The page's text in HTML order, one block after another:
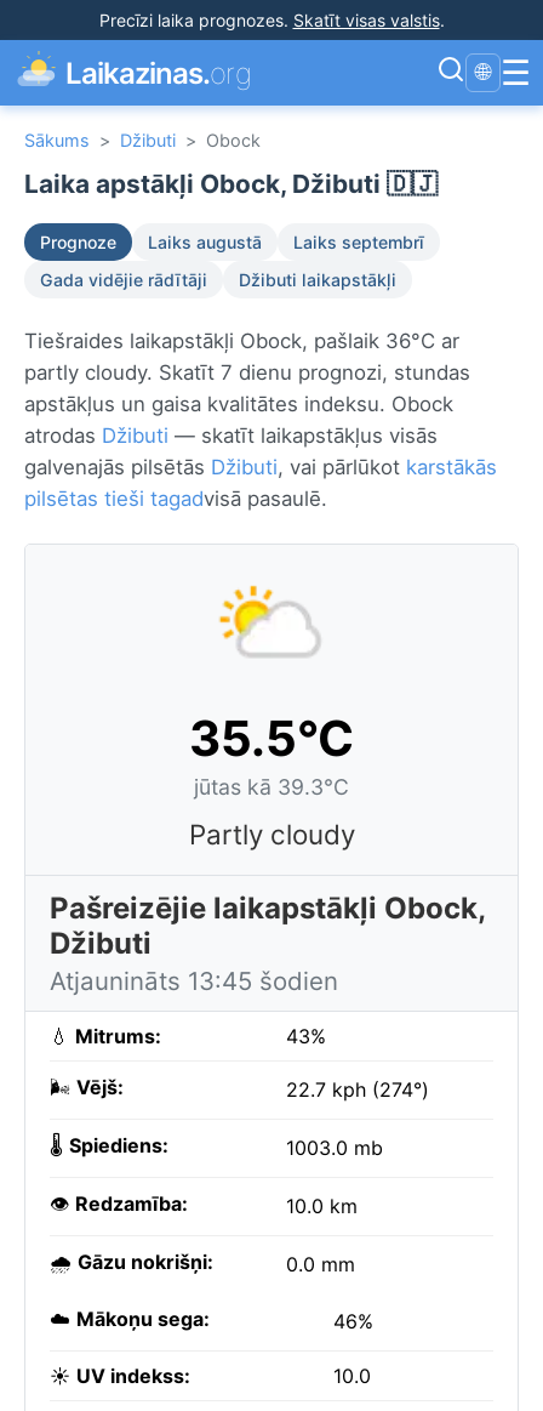
Precīzi laika prognozes. Skatīt visas valstis.
Laikazinas.org 🌐 ☰
Sākums > Džibuti > Obock
Laika apstākļi Obock, Džibuti 🇩🇯
Prognoze Laiks augustā
Laiks septembrī
Gada vidējie rādītāji
Džibuti laikapstākļi
Tiešraides laikapstākļi Obock, pašlaik 36°C ar
partly cloudy. Skatīt 7 dienu prognozi, stundas
apstākļus un gaisa kvalitātes indeksu. Obock
atrodas Džibuti — skatīt laikapstākļus visās
galvenajās pilsētās Džibuti, vai pārlūkot karstākās
pilsētas tieši tagadvisā pasaulē.
35.5°C
jūtas kā 39.3°C
Partly cloudy
Pašreizējie laikapstākļi Obock,
Džibuti
Atjaunināts 13:45 šodien
💧 Mitrums: 43%
🌬️ Vējš: 22.7 kph (274°)
🌡️ Spiediens: 1003.0 mb
👁️ Redzamība: 10.0 km
🌧️ Gāzu nokrišņi: 0.0 mm
☁️ Mākoņu sega: 46%
☀️ UV indekss: 10.0